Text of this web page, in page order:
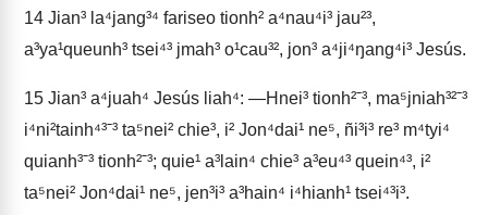
14 Jian³ la⁴jang³⁴ fariseo tionh² a⁴nau⁴i³ jau²³,
a³ya¹queunh³ tsei⁴³ jmah³ o¹cau³², jon³ a⁴ji⁴ŋang⁴i³ Jesús.
15 Jian³ a⁴juah⁴ Jesús liah⁴: ―Hnei³ tionh²ˉ³, ma⁵jniah³²ˉ³
i⁴ni²tainh⁴³ˉ³ ta⁵nei² chie³, i² Jon⁴dai¹ ne⁵, ñi³i³ re³ m⁴tyi⁴
quianh³ˉ³ tionh²ˉ³; quie¹ a³lain⁴ chie³ a³eu⁴³ quein⁴³, i²
ta⁵nei² Jon⁴dai¹ ne⁵, jen³i³ a³hain⁴ i⁴hianh¹ tsei⁴³i³.